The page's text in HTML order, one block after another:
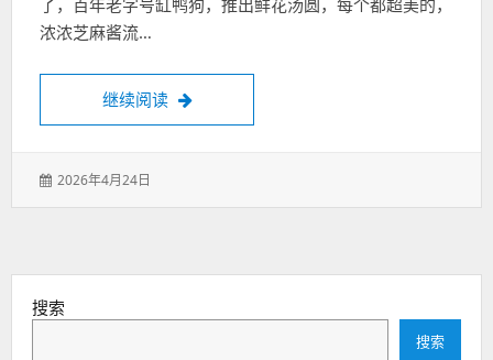
了，百年老字号缸鸭狗，推出鲜花汤圆，每个都超美的，
浓浓芝麻酱流…
继续阅读 上饿了么咬春，限定美味心花怒放
发
2026年4月24日
搜索
搜索